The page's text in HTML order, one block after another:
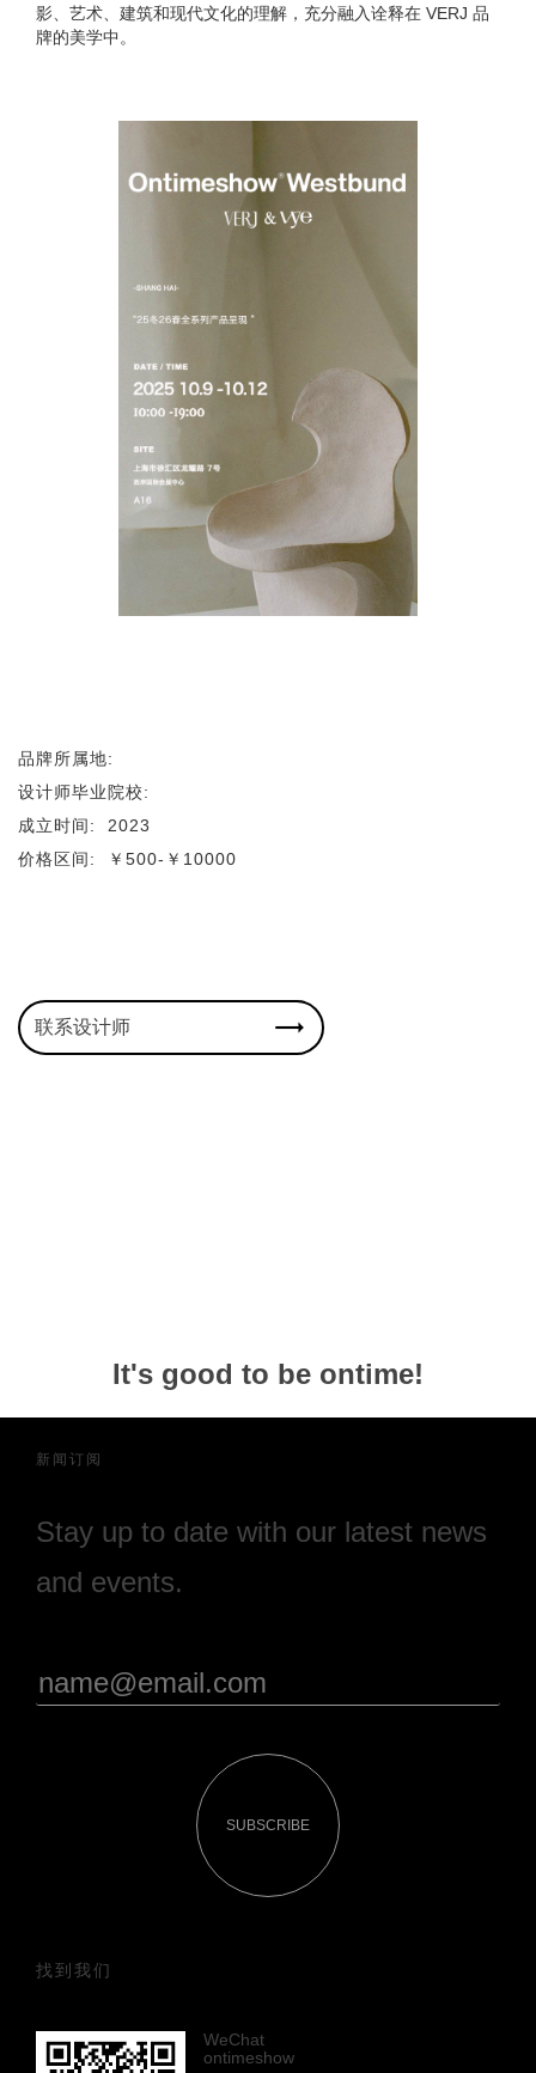
影、艺术、建筑和现代文化的理解，充分融入诠释在 VERJ 品
牌的美学中。
品牌所属地:
设计师毕业院校:
成立时间:
2023
价格区间:
￥500-￥10000
联系设计师
It's good to be ontime!
新闻订阅
Stay up to date with our latest news
and events.
SUBSCRIBE
找到我们
WeChat
ontimeshow